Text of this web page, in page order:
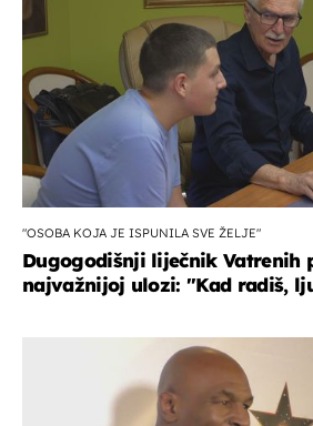
"OSOBA KOJA JE ISPUNILA SVE ŽELJE"
Dugogodišnji liječnik Vatrenih
najvažnijoj ulozi: "Kad radiš,